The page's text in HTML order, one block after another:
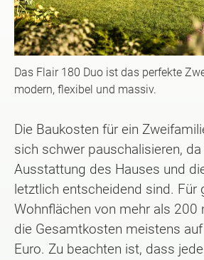
Das Flair 180 Duo ist das perfekte
modern, flexibel und massiv.
Die Baukosten für ein
sich schwer pauschalisieren,
Ausstattung des Hauses und
letztlich entscheidend sind. Für
Wohnflächen von mehr als 200
die Gesamtkosten meistens
Euro. Zu beachten ist, dass